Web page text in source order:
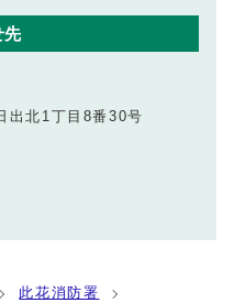
先
北1丁目8番30号
此花消防署